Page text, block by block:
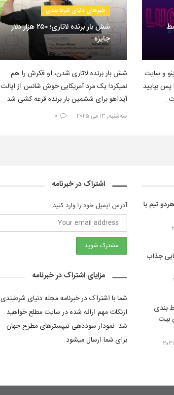
و سایت
بیایید
خبرهای دنیای شرط بندی
شش بار برنده لاتاری؛ ۲۵۰ هزار دلار
جایزه
شش بار برنده لاتاری شدن، او فکرش را هم
نمیکرد! یک مرد آمریکایی خوش شانس از ایالت
آیداهو برای ششمین بار برنده قرعه کشی شد….
سه‌شنبه, ۱۳ می ۲۰۲۵ ۰
تیم یا
جذاب
بندی
بیت
اشتراک در خبرنامه
آدرس ایمیل خود را وارد کنید:
مزایای اشتراک در خبرنامه
شما با اشتراک در خبرنامه مجله دنیای شرطبندی
ازنکات مهم ارائه شده در سایت مطلع خواهید
شد. نمودار سوددهی تیپسترهای مطرح جهان
برای شما ارسال میشود.